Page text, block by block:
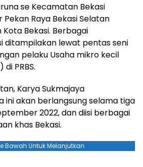
se Kecamatan Bekasi
Raya Bekasi Selatan
Kota Bekasi. Berbagai
ditampilakan lewat pentas seni
pelaku Usaha mikro kecil
PRBS.
Karya Sukmajaya
ini akan berlangsung selama tiga
2022, dan diisi berbagai
khas Bekasi.
Bawah Untuk Melanjutkan